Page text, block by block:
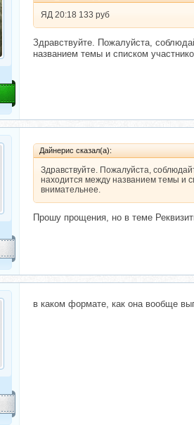
ЯД 20:18 133 руб
Здравствуйте. Пожалуйста,
названием темы и списком
Дайнерис сказал(а):
Здравствуйте. Пожалуйста,
находится между названием темы и
внимательнее.
Прошу прощения, но в теме
в каком формате, как она вообще